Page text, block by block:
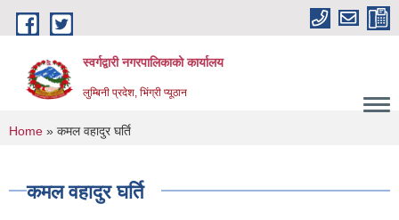
Skip to main content
स्वर्गद्वारी नगरपालिकाको कार्यालय
लुम्बिनी प्रदेश, भिंग्री प्यूठान
You are here
Home » कमल वहादुर घर्ति
कमल वहादुर घर्ति